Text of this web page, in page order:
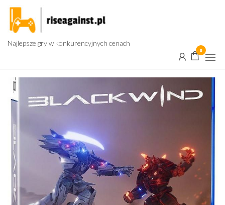
Przejdź
treści
Najlepsze gry w konkurencyjnych cenach
0